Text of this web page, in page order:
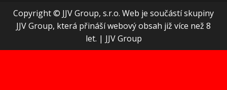
Copyright © JJV Group, s.r.o. Web je součástí skupiny
JJV Group, která přináší webový obsah již více než 8
let. | JJV Group